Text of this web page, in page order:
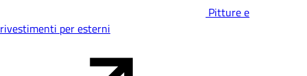
Pitture e
rivestimenti per esterni